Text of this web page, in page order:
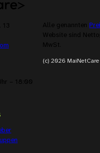
13
– 18:00
Alle genannten
Website sind
MwSt.
(c) 2026